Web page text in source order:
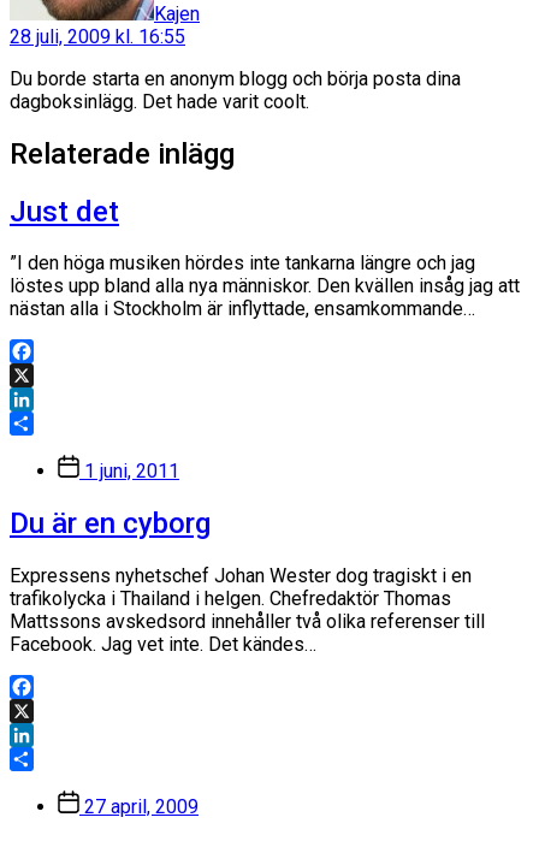
Kajen
28 juli, 2009 kl. 16:55
Du borde starta en anonym blogg och börja posta dina
dagboksinlägg. Det hade varit coolt.
Relaterade inlägg
Just det
”I den höga musiken hördes inte tankarna längre och jag
löstes upp bland alla nya människor. Den kvällen insåg jag att
nästan alla i Stockholm är inflyttade, ensamkommande…
Facebook
X
LinkedIn
Inläggsdatum
1 juni, 2011
Du är en cyborg
Expressens nyhetschef Johan Wester dog tragiskt i en
trafikolycka i Thailand i helgen. Chefredaktör Thomas
Mattssons avskedsord innehåller två olika referenser till
Facebook. Jag vet inte. Det kändes…
Facebook
X
LinkedIn
Inläggsdatum
27 april, 2009